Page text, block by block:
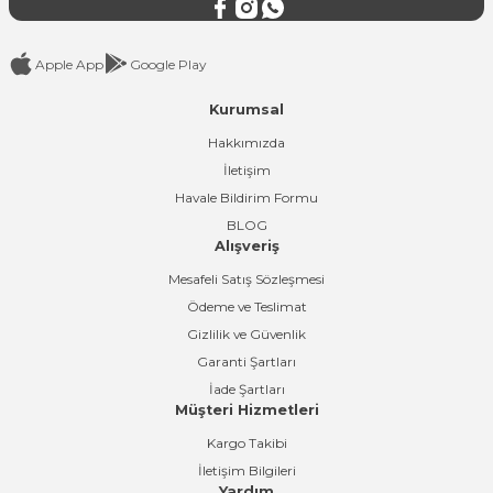
Apple App Google Play
Kurumsal
Hakkımızda
İletişim
Havale Bildirim Formu
BLOG
Alışveriş
Mesafeli Satış Sözleşmesi
Ödeme ve Teslimat
Gizlilik ve Güvenlik
Garanti Şartları
İade Şartları
Müşteri Hizmetleri
Kargo Takibi
İletişim Bilgileri